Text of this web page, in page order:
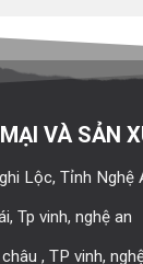
VÀ SẢN
Lộc, Tỉnh Nghệ
Tp vinh, nghệ an
, TP vinh,